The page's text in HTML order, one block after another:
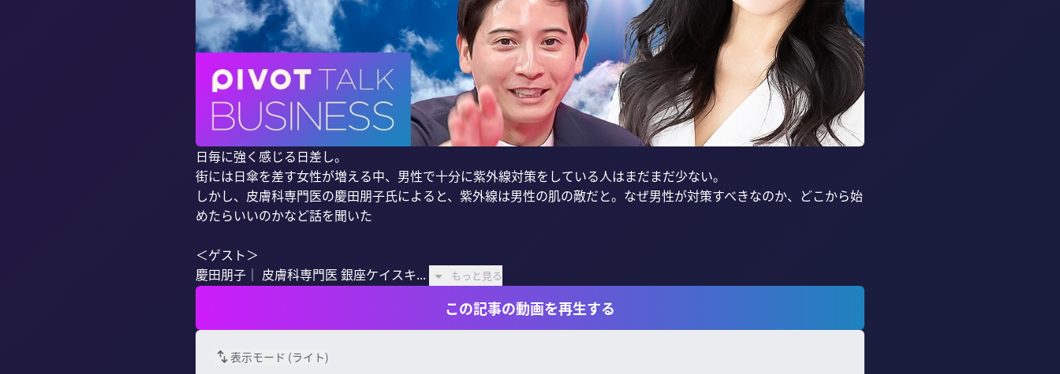
日毎に強く感じる日差し。
街には日傘を差す女性が増える中、男性で十分に紫外線対策をしている人はまだまだ少ない。
しかし、皮膚科専門医の慶田朋子氏によると、紫外線は男性の肌の敵だと。なぜ男性が対策すべきなのか、どこから始
めたらいいのかなど話を聞いた
＜ゲスト＞
慶田朋子｜ 皮膚科専門医 銀座ケイスキ...
もっと見る
この記事の動画を再生する
表示モード (ライト)